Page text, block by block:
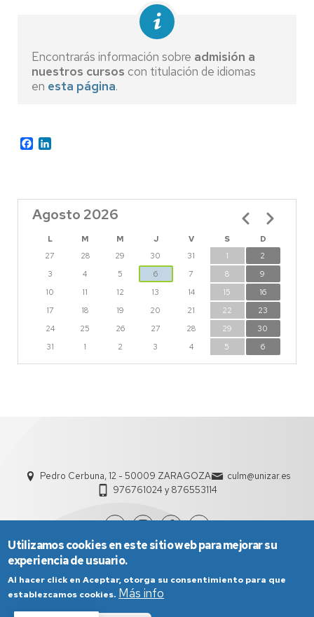
Encontrarás información sobre admisión a
nuestros cursos con titulación de idiomas
en esta página.
Facebook
Agosto 2026
L M M J V S
D
27
28 29 30 31 1
2
3
4 5 6 7 8
9
10
11 12 13 14 15
16
17
18 19 20 21 22
23
24
25 26 27 28 29
30
31
1 2 3 4 5 6
Paginación
Pedro Cerbuna, 12 - 50009 ZARAGOZA
culm@unizar.es
976761024 y 876553114
Utilizamos cookies en este sitio web para mejorar su
experiencia de usuario.
Al hacer click en Aceptar, otorga su consentimiento para que
establezcamos cookies. Más info